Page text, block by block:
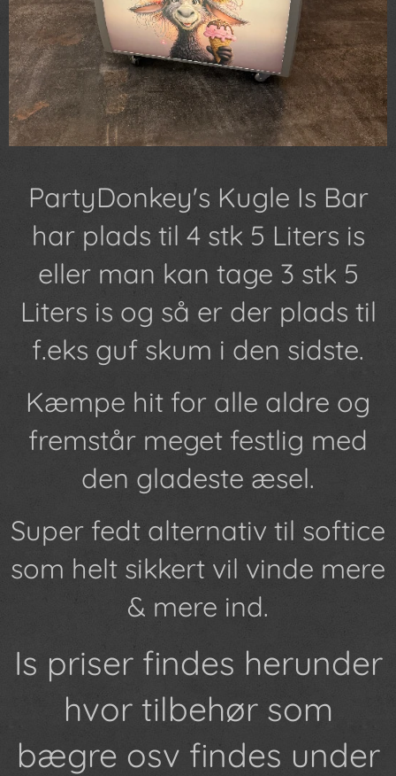
PartyDonkey's Kugle Is Bar
har plads til 4 stk 5 Liters is
eller man kan tage 3 stk 5
Liters is og så er der plads til
f.eks guf skum i den sidste.
Kæmpe hit for alle aldre og
fremstår meget festlig med
den gladeste æsel.
Super fedt alternativ til softice
som helt sikkert vil vinde mere
& mere ind.
Is priser findes herunder
hvor tilbehør som
bægre osv findes under